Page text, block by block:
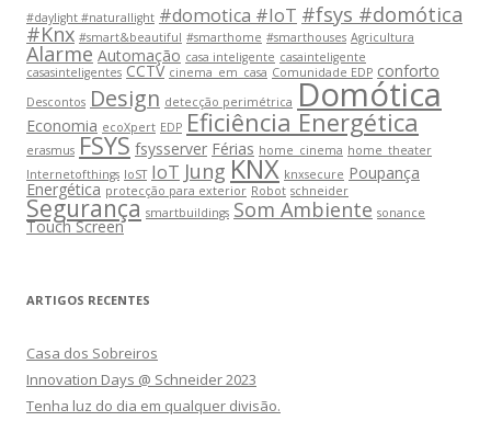
#daylight #naturallight #domotica #IoT #fsys #domótica
#Knx #smart&beautiful #smarthome #smarthouses Agricultura
Alarme Automação casa inteligente casainteligente
casasinteligentes CCTV cinema_em_casa Comunidade EDP conforto
Descontos Design detecção perimétrica Domótica
Economia ecoXpert EDP Eficiência Energética
erasmus FSYS fsysserver Férias home_cinema home_theater
Internetofthings IoST IoT Jung KNX knxsecure Poupança
Energética protecção para exterior Robot schneider
Segurança smartbuildings Som Ambiente sonance
Touch Screen
ARTIGOS RECENTES
Casa dos Sobreiros
Innovation Days @ Schneider 2023
Tenha luz do dia em qualquer divisão.